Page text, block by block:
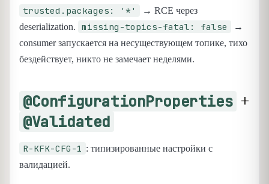
trusted.packages: '*'
→ RCE через
deserialization.
missing-topics-fatal: false
→
consumer запускается на несуществующем топике, тихо
бездействует, никто не замечает неделями.
@ConfigurationProperties +
@Validated
R-KFK-CFG-1 : типизированные настройки с
валидацией.